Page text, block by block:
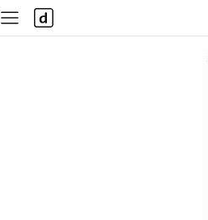
사
이
다
나
와